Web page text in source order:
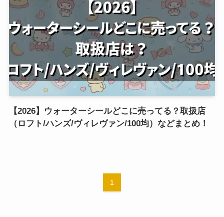
【2026】ウォーターシールどこに売ってる？取扱店
（ロフト/ハンズ/ヴィレヴァン/100均）などまとめ！
1